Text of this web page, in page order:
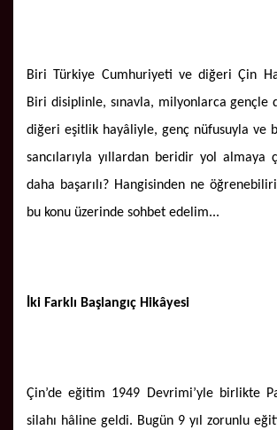
Biri Türkiye Cumhuriyeti ve diğeri Çin
Biri disiplinle, sınavla, milyonlarca gençle
diğeri eşitlik hayâliyle, genç nüfusuyla ve
sancılarıyla yıllardan beridir yol almaya
daha başarılı? Hangisinden ne
bu konu üzerinde sohbet edelim...
İki Farklı Başlangıç Hikâyesi
Çin’de eğitim 1949 Devrimi’yle birlikte
silahı hâline geldi. Bugün 9 yıl zorunlu